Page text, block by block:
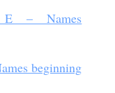
E – Names
beginning